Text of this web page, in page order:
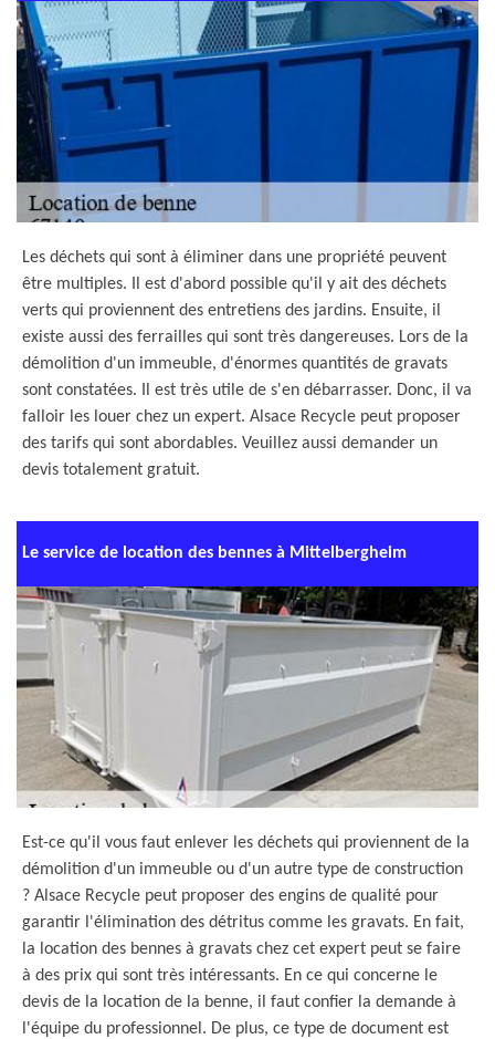
Les déchets qui sont à éliminer dans une propriété peuvent
être multiples. Il est d'abord possible qu'il y ait des déchets
verts qui proviennent des entretiens des jardins. Ensuite, il
existe aussi des ferrailles qui sont très dangereuses. Lors de la
démolition d'un immeuble, d'énormes quantités de gravats
sont constatées. Il est très utile de s'en débarrasser. Donc, il va
falloir les louer chez un expert. Alsace Recycle peut proposer
des tarifs qui sont abordables. Veuillez aussi demander un
devis totalement gratuit.
Le service de location des bennes à Mittelbergheim
Est-ce qu'il vous faut enlever les déchets qui proviennent de la
démolition d'un immeuble ou d'un autre type de construction
? Alsace Recycle peut proposer des engins de qualité pour
garantir l'élimination des détritus comme les gravats. En fait,
la location des bennes à gravats chez cet expert peut se faire
à des prix qui sont très intéressants. En ce qui concerne le
devis de la location de la benne, il faut confier la demande à
l'équipe du professionnel. De plus, ce type de document est